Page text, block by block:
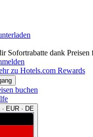
Sofortrabatte dank
zu Hotels.com Rewards
buchen
EUR · DE